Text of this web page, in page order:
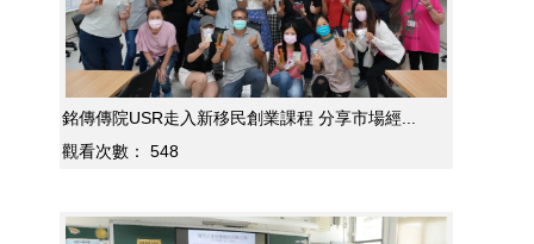
銘傳傳院USR走入新移民創業課程 分享市場經...
觀看次數：
548